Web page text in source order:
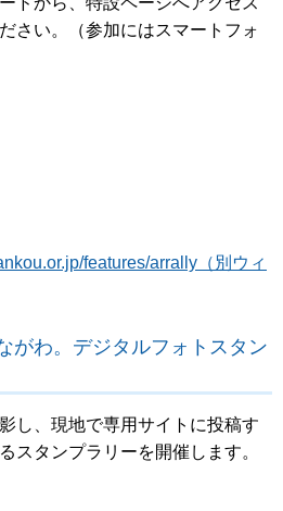
さい。（参加にはスマートフォ
features/arrally（別ウィ
わ。デジタルフォトスタン
し、現地で専用サイトに投稿す
スタンプラリーを開催します。